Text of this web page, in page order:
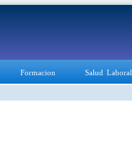
Formacion Salud Laboral